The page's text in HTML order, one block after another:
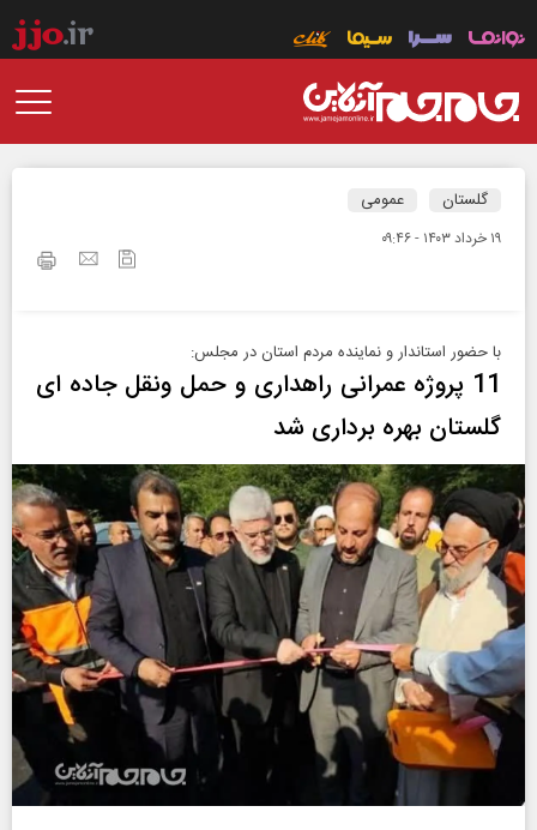
گلستان عمومی
۱۹ خرداد ۱۴۰۳ - ۰۹:۴۶
با حضور استاندار و نماینده مردم استان در مجلس:
11 پروژه‌ عمرانی راهداری و حمل ونقل جاده ای
گلستان بهره برداری شد